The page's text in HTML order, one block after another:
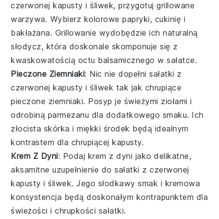
czerwonej kapusty i śliwek, przygotujgrillowane
warzywa. Wybierz kolorowepapryki, cukinię i
bakłażana. Grillowanie wydobędzie ich naturalną
słodycz, która doskonale skomponuje się z
kwaskowatością octu balsamicznego w sałatce.
Pieczone Ziemniaki: Nic nie dopełnisałatki z
czerwonej kapusty i śliwek tak jak chrupiące
pieczone ziemniaki. Posyp je świeżymi ziołami i
odrobiną parmezanu dla dodatkowego smaku. Ich
złocista skórka i miękki środek będą idealnym
kontrastem dla chrupiącej kapusty.
Krem Z Dyni: Podaj krem z dyni jako delikatne,
aksamitne uzupełnienie dosałatki z czerwonej
kapusty i śliwek. Jego słodkawy smak i kremowa
konsystencja będą doskonałym kontrapunktem dla
świeżości i chrupkości sałatki.